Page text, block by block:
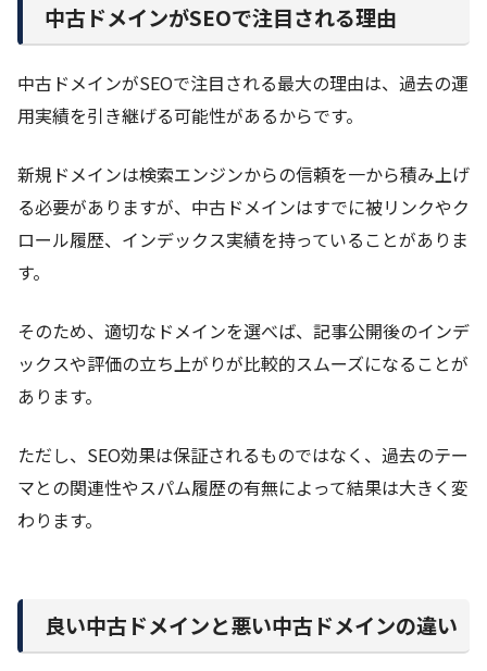
中古ドメインがSEOで注目される理由
中古ドメインがSEOで注目される最大の理由は、過去の運
用実績を引き継げる可能性があるからです。
新規ドメインは検索エンジンからの信頼を一から積み上げ
る必要がありますが、中古ドメインはすでに被リンクやク
ロール履歴、インデックス実績を持っていることがありま
す。
そのため、適切なドメインを選べば、記事公開後のインデ
ックスや評価の立ち上がりが比較的スムーズになることが
あります。
ただし、SEO効果は保証されるものではなく、過去のテー
マとの関連性やスパム履歴の有無によって結果は大きく変
わります。
良い中古ドメインと悪い中古ドメインの違い